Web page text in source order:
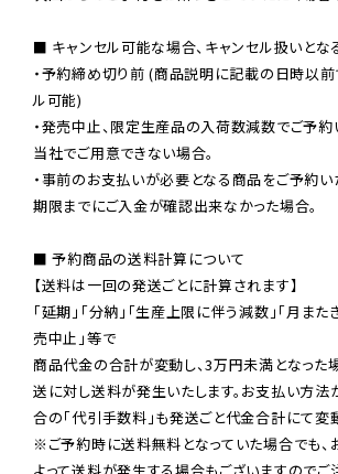
■ キャンセル可能な場合、キャンセル扱いとな
・予約締め切り前 (商品説明に記載の日時以
ル可能)
・発売中止、限定生産品の入荷数減数でご予
当社でご用意できない場合。
・事前のお支払いが必要となる商品をご予約い
期限までにご入金が確認出来なかった場合。
■ 予約商品の送料計算について
【送料は一回の発送ごとに計算されます】
「延期」「分納」「生産上限に伴う減数」「月また
売中止」等で
商品代金の合計が変動し、3万円未満となった
送に対し送料が発生いたします。お支払い方法
※ご予約時に送料無料となっていた場合でも
よって送料が発生する場合もございますのでご